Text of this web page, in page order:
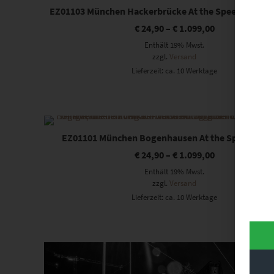
EZ01103 München Hackerbrücke At the Speed of Light
€24,90– €1.099,00
Enthält 19% Mwst.
zzgl.Versand
Lieferzeit: ca. 10 Werktage
Dieses Produkt weist mehrere Varianten auf. Die Optionen können auf der Produktseite gewählt werden
EZ01101 München Bogenhausen At the Speed of
€24,90– €1.099,00
Enthält 19% Mwst.
zzgl.Versand
Lieferzeit: ca. 10 Werktage
Dieses Produkt weist mehrere Varianten auf. Die Optionen können auf der Produktseite gewählt werden